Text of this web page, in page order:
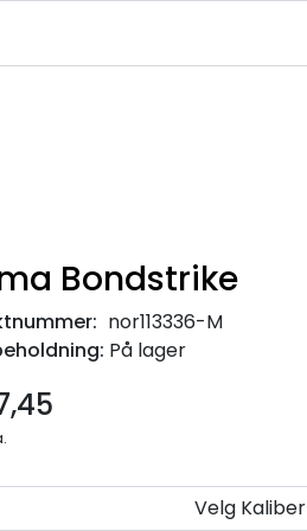
Bondstrike
nor113336-M
På lager
Velg Kaliber